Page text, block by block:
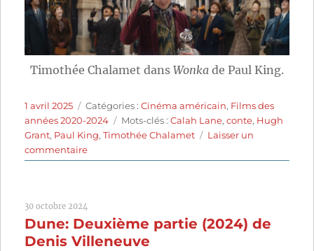
Timothée Chalamet dans Wonka de Paul King.
Publié
le
1 avril 2025 Catégories
Catégories :Cinéma américain, Films des
années 2020-2024
Étiquettes
Mots-clés :Calah Lane,conte, Hugh
Grant, Paul King,Timothée Chalamet
Laisser un
commentairesur
Wonka
Paul
King
30 octobre 2024
Dune: Deuxième partie (2024) de
Denis Villeneuve